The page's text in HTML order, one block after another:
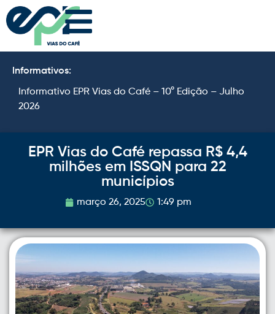
Informativos:
Informativo EPR Vias do Café – 10° Edição – Julho
2026
EPR Vias do Café repassa R$ 4,4
milhões em ISSQN para 22
municípios
março 26, 2025 1:49 pm